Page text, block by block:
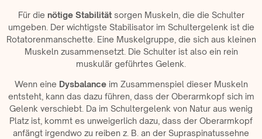
Für die nötige Stabilität sorgen Muskeln, die die Schulter
umgeben. Der wichtigste Stabilisator im Schultergelenk ist die
Rotatorenmanschette. Eine Muskelgruppe, die sich aus kleinen
Muskeln zusammensetzt. Die Schulter ist also ein rein
muskulär geführtes Gelenk.
Wenn eine Dysbalanceim Zusammenspiel dieser Muskeln
entsteht, kann das dazu führen, dass der Oberarmkopf sich im
Gelenk verschiebt. Da im Schultergelenk von Natur aus wenig
Platz ist, kommt es unweigerlich dazu, dass der Oberarmkopf
anfängt irgendwo zu reiben z. B. an der Supraspinatussehne